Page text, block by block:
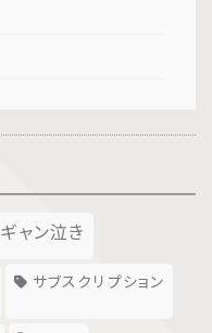
ギャン泣き
サブスクリプション